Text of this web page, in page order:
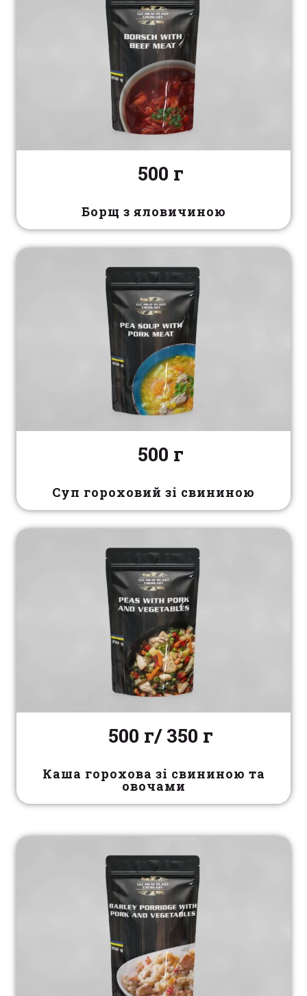
500 г
Борщ з яловичиною
500 г
Суп гороховий зі свининою
500 г/ 350 г
Каша горохова зі свининою та
овочами